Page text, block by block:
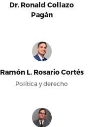
Dr. Ronald Collazo
Pagán
Ramón L. Rosario Cortés
Política y derecho